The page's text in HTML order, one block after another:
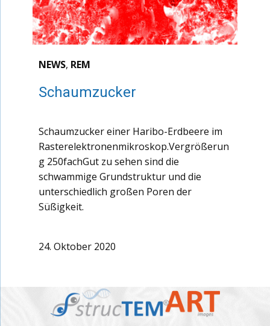
NEWS, REM
Schaumzucker
Schaumzucker einer Haribo-Erdbeere im
Rasterelektronenmikroskop.Vergrößerun
g 250fachGut zu sehen sind die
schwammige Grundstruktur und die
unterschiedlich großen Poren der
Süßigkeit.
24. Oktober 2020